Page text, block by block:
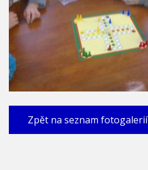
Zpět na seznam fotogalerií